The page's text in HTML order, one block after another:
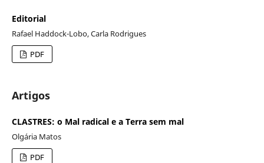
Editorial
Rafael Haddock-Lobo, Carla Rodrigues
PDF
Artigos
CLASTRES: o Mal radical e a Terra sem mal
Olgária Matos
PDF